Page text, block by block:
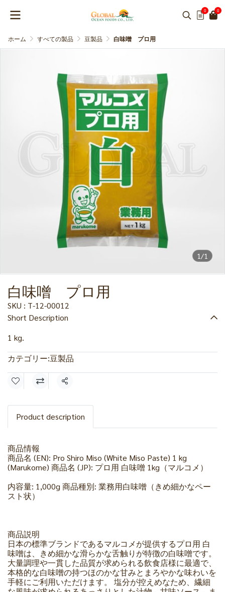
0 0
ホーム すべての製品 豆製品 白味噌 プロ用
1/1
白味噌 プロ用
SKU : T-12-00012
Short Description
1 kg.
カテゴリー:豆製品
共有
Product description
商品情報
商品名 (EN): Pro Shiro Miso (White Miso Paste) 1 kg
(Marukome) 商品名 (JP): プロ用 白味噌 1kg（マルコメ）
内容量: 1,000g 商品種別: 業務用白味噌（きめ細かなペー
スト状）
商品説明
日本の標準ブランドであるマルコメが提供するプロ用 白
味噌は、きめ細かな滑らかな舌触りが特徴の白味噌です。
大量調理や一貫した品質が求められる飲食店様に最適で、
本格的な白味噌の持つほのかな甘みとまろやかな味わいを
手軽にご利用いただけます。 塩分が控えめなため、繊細